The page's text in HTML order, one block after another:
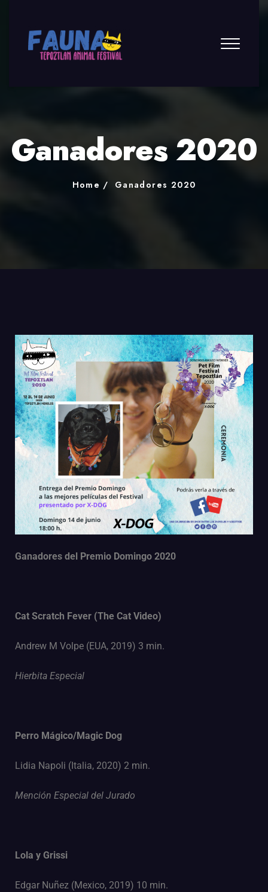
Ganadores 2020
Home Ganadores 2020
Ganadores del Premio Domingo 2020
Cat Scratch Fever (The Cat Video)
Andrew M Volpe (EUA, 2019) 3 min.
Hierbita Especial
Perro Mágico/Magic Dog
Lidia Napoli (Italia, 2020) 2 min.
Mención Especial del Jurado
Lola y Grissi
Edgar Nuñez (Mexico, 2019) 10 min.